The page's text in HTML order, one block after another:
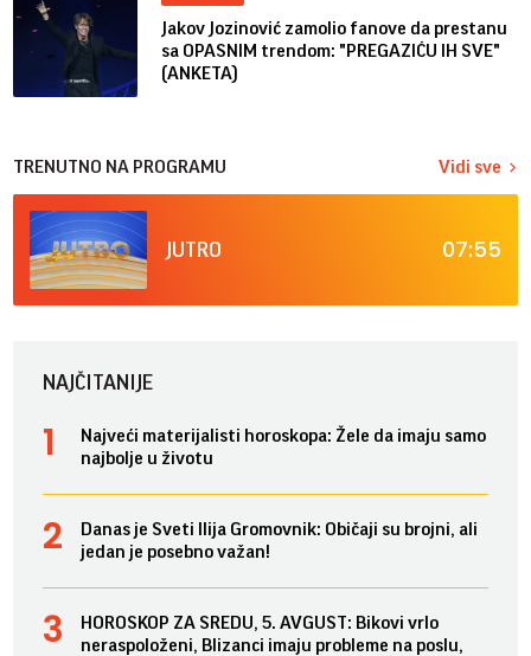
Jakov Jozinović zamolio fanove da prestanu
sa OPASNIM trendom: "PREGAZIĆU IH SVE"
(ANKETA)
TRENUTNO NA PROGRAMU Vidi sve
JUTRO 07:55
NAJČITANIJE
Najveći materijalisti horoskopa: Žele da imaju samo
najbolje u životu
Danas je Sveti Ilija Gromovnik: Običaji su brojni, ali
jedan je posebno važan!
HOROSKOP ZA SREDU, 5. AVGUST: Bikovi vrlo
neraspoloženi, Blizanci imaju probleme na poslu,